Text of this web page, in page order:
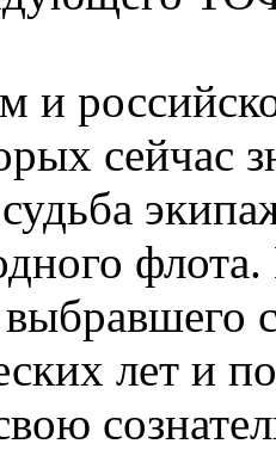
и
сейчас
лет и